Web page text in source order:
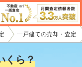
一戸建ての売却・査定
くら？